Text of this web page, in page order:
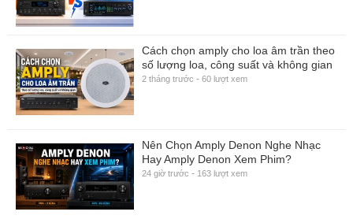
Cách chọn amply cho loa âm trần theo
số lượng loa, công suất và không gian
2 tháng trước - 60 lượt xem
Nên Chọn Amply Denon Nghe Nhạc
Hay Amply Denon Xem Phim?
24 giờ trước - 163 lượt xem